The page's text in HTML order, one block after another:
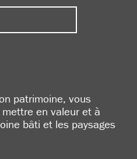
patrimoine, vous
en valeur et à
bâti et les paysages